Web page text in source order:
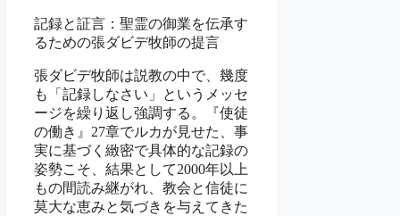
記録と証言：聖霊の御業を伝承す
るための張ダビデ牧師の提言
張ダビデ牧師は説教の中で、幾度
も「記録しなさい」というメッセ
ージを繰り返し強調する。『使徒
の働き』27章でルカが見せた、事
実に基づく緻密で具体的な記録の
姿勢こそ、結果として2000年以上
もの間読み継がれ、教会と信徒に
莫大な恵みと気づきを与えてきた